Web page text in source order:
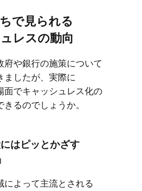
で​見られる​
レスの​動向
府や​銀行の​施策に​ついて​
ましたが、​実際に​
面で​キャッシュレス化の​
るのでしょうか。
は​ピッとか​ざす​
に​よって​主流と​される